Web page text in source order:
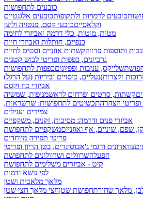
כובעים לתחפושות
כובעים לדמויות ולתקופותכובעים אלגנטיים
וקלאסייםכובעי קסם, פנטזיה וליצן
מטות, מוטות, כלי דרמה ואביזרי לחימה
כנפיים, חותלות ואביזרי חיות
ותוספות פרווהקשתות אוזניים וסטים לחיות
גרביונים, כפפות ופריטי לבוש קטנים
שלייקס, עניבות ופפיוניםכפפות לתחפושות
וקצרות)נעליים, כיסויים וביריות (על הרגל)
אביזרי כח וקסם
קשתות, סרטים ופרחים לראשמניפות, שמשיה
ופריטי הצהרהתכשיטים לתחפושות: שרשראות,
צמידים ועגילים
אביזרי פנים ודרמה: מסיכות, זקנים, משקפיים
שפם, שיניים, אף ואוזנייםמשקפיים לתחפושת
פריטי תפירה מיוחדים
צווארונים ודגמי ג'אבוסינרים, בטן הריון ופריטי
הפעלהשרוולים ושרוולונים לתחפושת
קיט - אביזרים משלימים לתחפושת
לפי נושא ודמות
מלאך מלאכית ושטן
מלאך שחורתחפושת שטןחצי מלאך חצי שטן